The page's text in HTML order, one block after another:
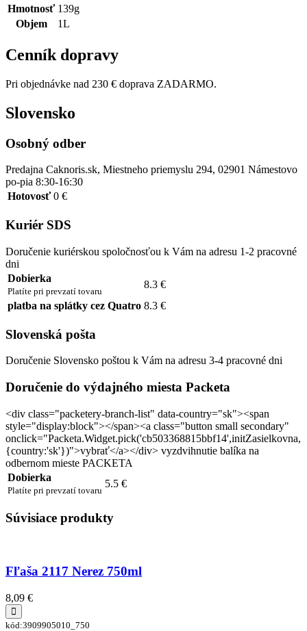
Hmotnosť 139g
Objem
1L
Cenník dopravy
Pri objednávke nad 230 € doprava ZADARMO.
Slovensko
Osobný odber
Predajna Caknoris.sk, Miestneho priemyslu 294, 02901 Námestovo
po-pia 8:30-16:30
Hotovosť 0 €
Kuriér SDS
Doručenie kuriérskou spoločnosťou k Vám na adresu 1-2 pracovné
dni
Dobierka
Platíte pri prevzatí tovaru
8.3 €
platba na splátky cez Quatro 8.3 €
Slovenská pošta
Doručenie Slovensko poštou k Vám na adresu 3-4 pracovné dni
Doručenie do výdajného miesta Packeta
<div class="packetery-branch-list" data-country="sk"><span
style="display:block"></span><a class="button small secondary"
onclick="Packeta.Widget.pick('cb503368815bbf14',initZasielkovna,
{country:'sk'})">vybrať</a></div> vyzdvihnutie balíka na
odbernom mieste PACKETA
Dobierka
Platíte pri prevzatí tovaru
5.5 €
Súvisiace produkty
Fľaša 2117 Nerez 750ml
8,09 €
kód:3909905010_750